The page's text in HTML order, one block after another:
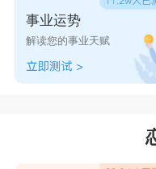
若问创业者，此业乃
考试竞赛 升迁竞选
若问竞赛事，或问升迁
观音灵签第63签
观音灵签第65签
观音灵签第67签
事业运势
解读您的事业天赋